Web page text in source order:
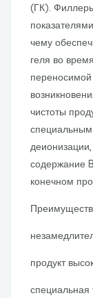
(ГК).
чему
геля во
чистоты
специальным
содержание
конечном
продукт
специальная